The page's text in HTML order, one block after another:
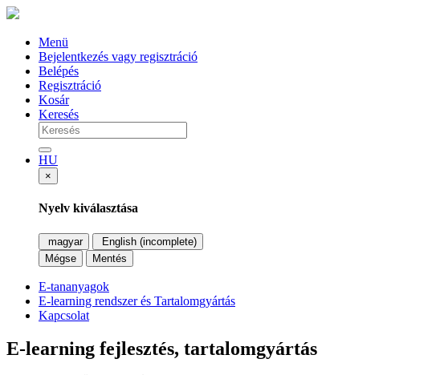
Menü
Bejelentkezés vagy regisztráció
Belépés
Regisztráció
Kosár
Keresés
HU
×
Nyelv kiválasztása
magyar
English (incomplete)
Mégse
Mentés
E-tananyagok
E-learning rendszer és Tartalomgyártás
Kapcsolat
E-learning fejlesztés, tartalomgyártás